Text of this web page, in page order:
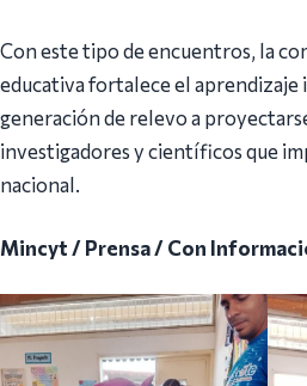
Con este tipo de encuentros, la
educativa fortalece el aprendizaje
generación de relevo a
investigadores y científicos que
nacional.
Mincyt / Prensa / Con